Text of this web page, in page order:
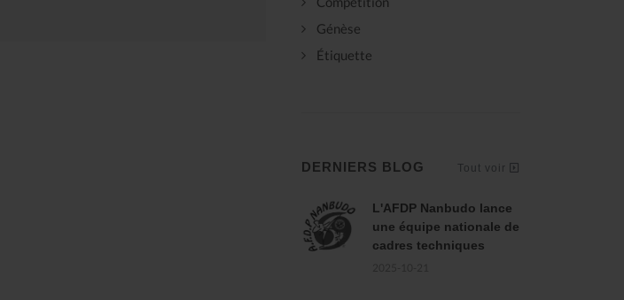
Génèse
Étiquette
DERNIERS BLOG Tout voir
L'AFDP Nanbudo lance
une équipe nationale de
cadres techniques